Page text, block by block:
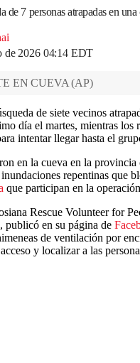
de 7 personas atrapadas en
de 2026 04:14 EDT
EN CUEVA (AP)
de siete vecinos
día el martes, mientras los
intentar llegar hasta el
en la cueva en la
repentinas que
que participan en la
Rescue Volunteer for
publicó en su página de
de ventilación por
y localizar a las